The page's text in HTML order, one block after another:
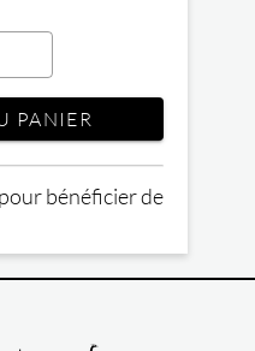
PANIER
pour bénéficier de